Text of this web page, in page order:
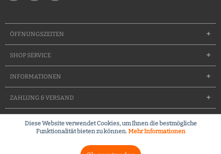
ÖFFNUNGSZEITEN
SHOP SERVICE
INFORMATIONEN
ZAHLUNG & VERSAND
Groessentabelle Team Waffenfuererschein Kontakt
Diese Website verwendet Cookies, um Ihnen die bestmögliche
Funktionalität bieten zu können.Mehr Informationen